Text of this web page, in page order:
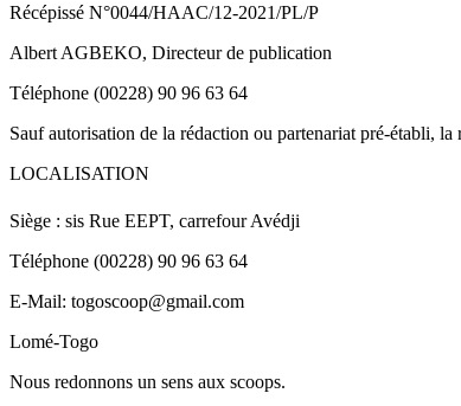
Récépissé N°0044/HAAC/12-2021/PL/P
Albert AGBEKO, Directeur de publication
Téléphone (00228) 90 96 63 64
Sauf autorisation de la rédaction ou partenariat pré-établi,
LOCALISATION
Siège : sis Rue EEPT, carrefour Avédji
Téléphone (00228) 90 96 63 64
E-Mail: togoscoop@gmail.com
Lomé-Togo
Nous redonnons un sens aux scoops.